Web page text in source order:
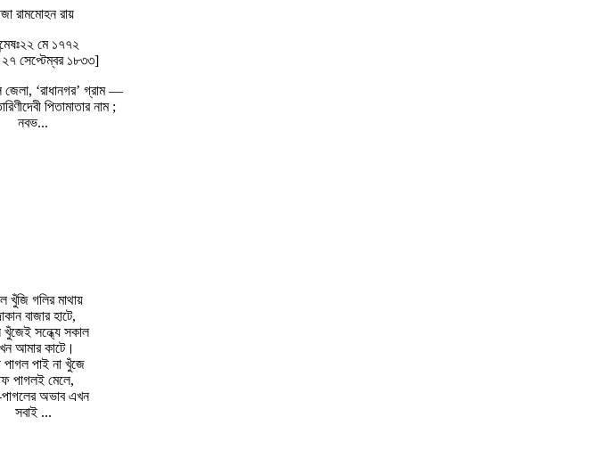
রামমোহন রায়
মে ১৭৭২
২৭ সেপ্টেম্বর ১৮৩৩]
জেলা, ‘রাধানগর’ গ্রাম —
পিতামাতার নাম ;
নবভ...
খুঁজি গলির মাথায়
বাজার হাটে,
খুঁজেই সন্ধ্যে সকাল
আমার কাটে।
পাই না খুঁজে
পাগলই মেলে,
অভাব এখন
সবাই ...